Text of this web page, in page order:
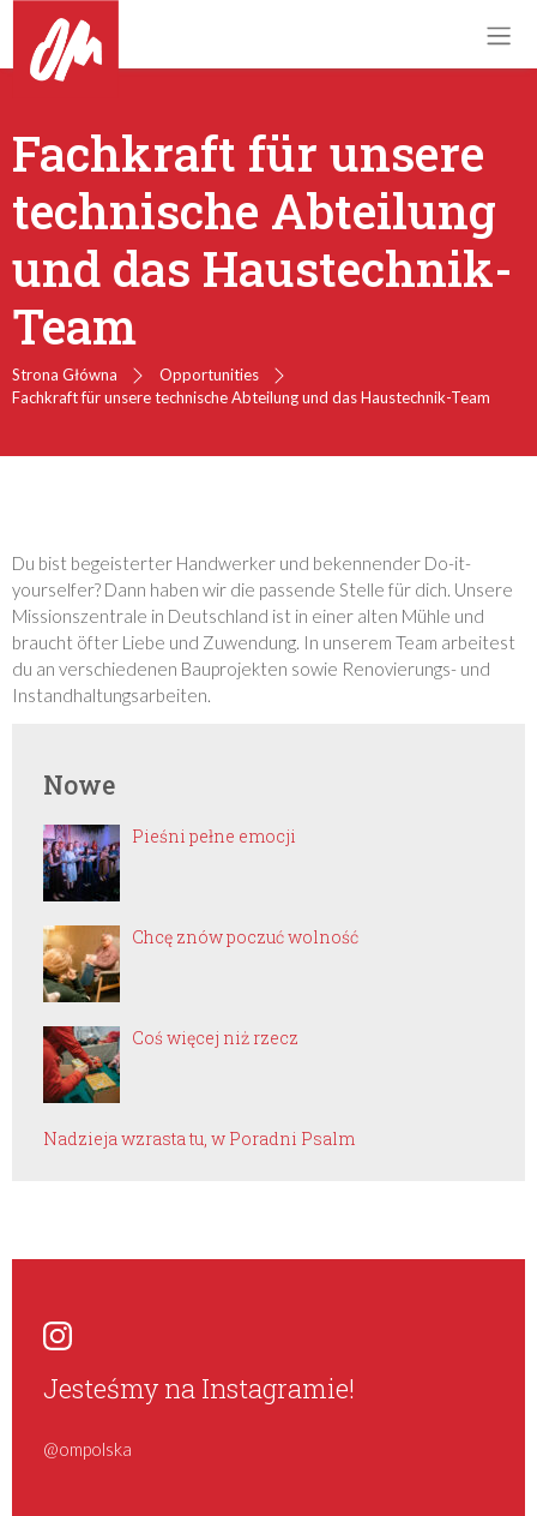
Fachkraft für unsere
technische Abteilung
und das Haustechnik-
Team
Strona Główna
Opportunities
Fachkraft für unsere technische Abteilung und das Haustechnik-Team
Du bist begeisterter Handwerker und bekennender Do-it-
yourselfer? Dann haben wir die passende Stelle für dich. Unsere
Missionszentrale in Deutschland ist in einer alten Mühle und
braucht öfter Liebe und Zuwendung. In unserem Team arbeitest
du an verschiedenen Bauprojekten sowie Renovierungs- und
Instandhaltungsarbeiten.
Nowe
Pieśni pełne emocji
Chcę znów poczuć wolność
Coś więcej niż rzecz
Nadzieja wzrasta tu, w Poradni Psalm
Jesteśmy na Instagramie!
@ompolska